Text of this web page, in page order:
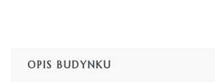
OPIS BUDYNKU